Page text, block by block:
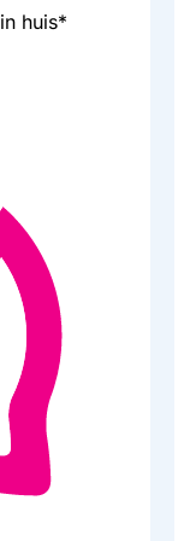
in huis*